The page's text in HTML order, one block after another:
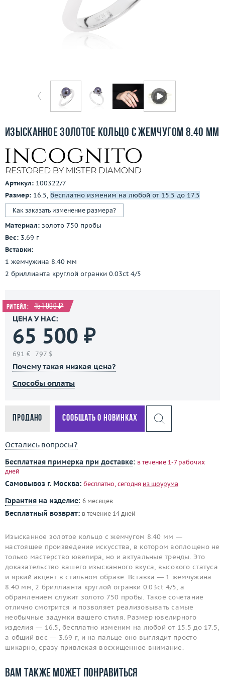
Бесплатная доставка
Контакты
Заказать звонок
Изысканное золотое кольцо с жемчугом 8.40 мм
Артикул: 100322/7
Размер: 16.5, бесплатно изменим на любой от 15.5 до 17.5
Как заказать изменение размера?
Материал: золото 750 пробы
Вес: 3.69 г
Вставки:
1 жемчужина 8.40 мм
2 бриллианта круглой огранки 0.03ct 4/5
Ритейл: 151 000 ₽
ЦЕНА У НАС:
65 500 ₽
691 € 797 $
Почему такая низкая цена?
Способы оплаты
Продано Сообщать о новинках
Остались вопросы?
Бесплатная примерка при доставке: в течение 1-7 рабочих
дней
Самовывоз г. Москва: бесплатно, сегодня из шоурума
Гарантия на изделие: 6 месяцев
Бесплатный возврат: в течение 14 дней
Изысканное золотое кольцо с жемчугом 8.40 мм —
настоящее произведение искусства, в котором воплощено не
только мастерство ювелира, но и актуальные тренды. Это
доказательство вашего изысканного вкуса, высокого статуса
и яркий акцент в стильном образе. Вставка — 1 жемчужина
8.40 мм, 2 бриллианта круглой огранки 0.03ct 4/5, а
обрамлением служит золото 750 пробы. Такое сочетание
отлично смотрится и позволяет реализовывать самые
необычные задумки вашего стиля. Размер ювелирного
изделия — 16.5, бесплатно изменим на любой от 15.5 до 17.5,
а общий вес — 3.69 г, и на пальце оно выглядит просто
шикарно, сразу привлекая восхищенное внимание.
Вам также может понравиться